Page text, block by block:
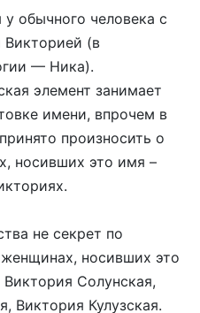
обычного человека с
Викторией (в
— Ника).
элемент занимает
имени, впрочем в
произносить о
носивших это имя –
не секрет по
носивших это
Солунская,
Виктория Кулузская.